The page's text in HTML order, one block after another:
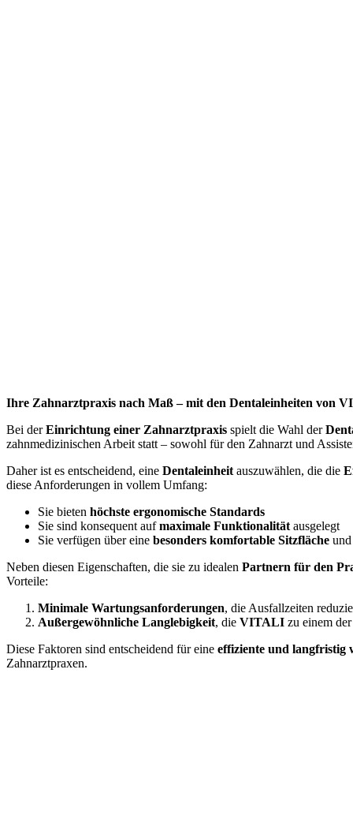
Ihre Zahnarztpraxis nach Maß – mit den Dentaleinheiten von
Bei derEinrichtung einer Zahnarztpraxis spielt die Wahl der
zahnmedizinischen Arbeit statt – sowohl für den Zahnarzt und
Daher ist es entscheidend, eine Dentaleinheit auszuwählen, die die
diese Anforderungen in vollem Umfang:
Sie bieten höchste ergonomische Standards
Sie sind konsequent aufmaximale Funktionalität ausgelegt
Sie verfügen über eine besonders komfortable Sitzfläche
Neben diesen Eigenschaften, die sie zu idealen Partnern für den
Vorteile:
Minimale Wartungsanforderungen, die Ausfallzeiten
Außergewöhnliche Langlebigkeit, die VITALI zu einem
Diese Faktoren sind entscheidend für eine effiziente und langfristig
Zahnarztpraxen.